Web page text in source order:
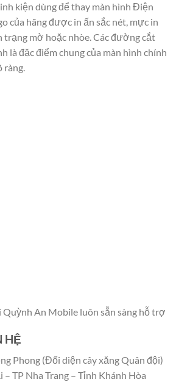
kiện dùng để thay màn hình Điện
của hãng được in ấn sắc nét, mực in
trạng mờ hoặc nhòe. Các đường cắt
là đặc điểm chung của màn hình chính
ràng.
An Mobile luôn sẵn sàng hỗ trợ
HỆ
Phong (Đối diện cây xăng Quân đội)
TP Nha Trang – Tỉnh Khánh Hòa